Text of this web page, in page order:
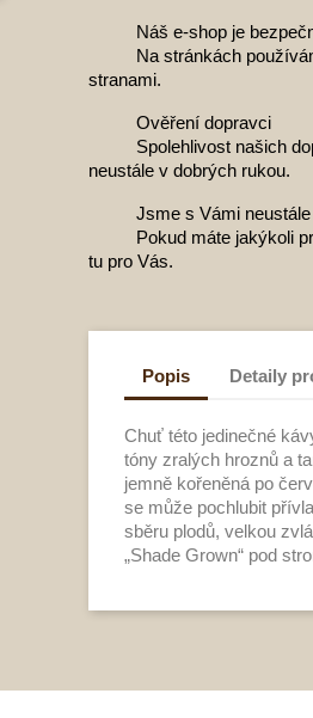
Náš e-shop je
Na stránkách
stranami.
Ověření dopravci
Spolehlivost našich
neustále v dobrých rukou.
Jsme s Vámi
Pokud máte jakýkoli
tu pro Vás.
Popis Detaily
Chuť této jedinečné
tóny zralých hroznů a
jemně kořeněná po
se může pochlubit
sběru plodů, velkou
„Shade Grown“ pod